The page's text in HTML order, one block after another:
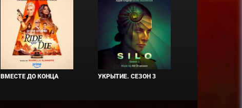
ВМЕСТЕ ДО КОНЦА УКРЫТИЕ. СЕЗОН 3